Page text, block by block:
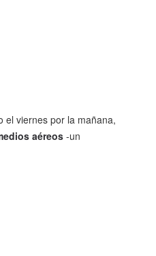
el viernes por la mañana,
aéreos -un